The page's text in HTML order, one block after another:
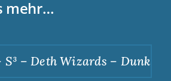
mehr…
Deth Wizards – Dunkle